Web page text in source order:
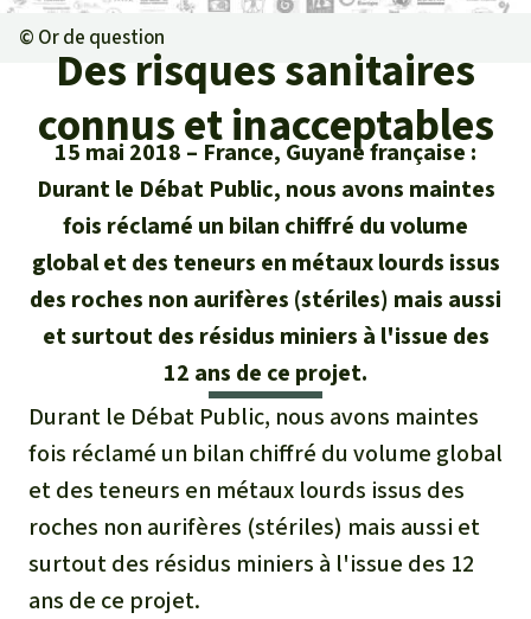
Info
Pour approfondir
Actualités
Succès
Lettre d'information
Thématiques
Climat et forêt tropicale
La biodiversité
L'huile de palme
Les aires protégées
La forêt tropicale
Le bois tropical
Association
Sauvons la forêt
Qui sommes-nous ?
Nous contacter
Transparence
Questions fréquentes
Rapports annuels
Mentions légales
Recherche
Français
Deutsch
English
Español
Italiano
Português
Fonds d'urgence
Certificats de don
Questions & réponses
Don pour un thème
Protection des animaux
Protection des forêts tropicales
Soutien aux activistes
Don pour une région
Asie du Sud-Est
Afrique
Amérique latine
© Or de question
Des risques sanitaires
connus et inacceptables
15 mai 2018
France, Guyane française :
Durant le Débat Public, nous avons maintes
fois réclamé un bilan chiffré du volume
global et des teneurs en métaux lourds issus
des roches non aurifères (stériles) mais aussi
et surtout des résidus miniers à l'issue des
12 ans de ce projet.
Durant le Débat Public, nous avons maintes
fois réclamé un bilan chiffré du volume global
et des teneurs en métaux lourds issus des
roches non aurifères (stériles) mais aussi et
surtout des résidus miniers à l'issue des 12
ans de ce projet.